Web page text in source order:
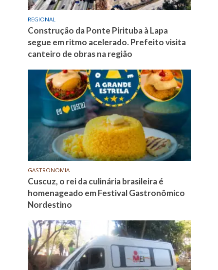
REGIONAL
Construção da Ponte Pirituba à Lapa
segue em ritmo acelerado. Prefeito visita
canteiro de obras na região
GASTRONOMIA
Cuscuz, o rei da culinária brasileira é
homenageado em Festival Gastronômico
Nordestino